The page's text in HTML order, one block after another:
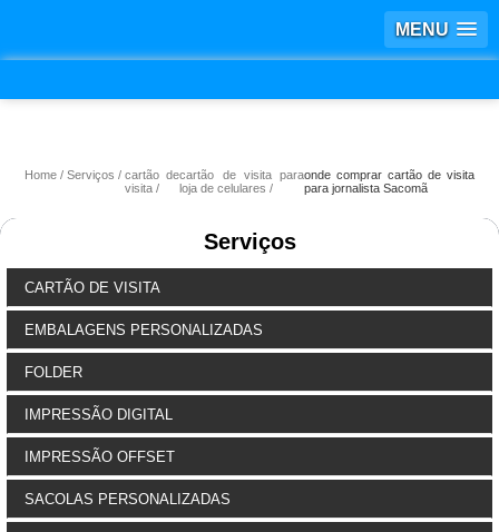
MENU
Home Serviços
cartão de
visita
cartão de visita para
loja de celulares
onde comprar cartão de visita
para jornalista Sacomã
Serviços
CARTÃO DE VISITA
EMBALAGENS PERSONALIZADAS
FOLDER
IMPRESSÃO DIGITAL
IMPRESSÃO OFFSET
SACOLAS PERSONALIZADAS